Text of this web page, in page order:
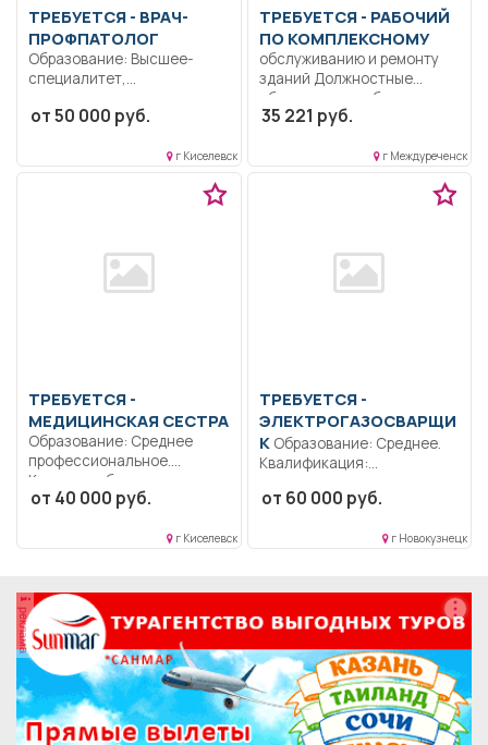
ТРЕБУЕТСЯ - ВРАЧ-
ПРОФПАТОЛОГ
Образование: Высшее-
специалитет,
Коммуникабельность.
Выполнение должностных
обязанностей согласно
от 50 000 руб.
г Киселевск
ТРЕБУЕТСЯ - РАБОЧИЙ
ПО КОМПЛЕКСНОМУ
обслуживанию и ремонту
зданий Должностные
обязанности рабочего по
обслуживанию здания...
35 221 руб.
г Междуреченск
ТРЕБУЕТСЯ -
МЕДИЦИНСКАЯ СЕСТРА
Образование: Среднее
профессиональное.
Коммуникабельность.
Ответственность.
Выполнение должностных
от 40 000 руб.
г Киселевск
ТРЕБУЕТСЯ -
ЭЛЕКТРОГАЗОСВАРЩИ
КОбразование: Среднее.
Квалификация:
Плазменная, газовая,
от 60 000 руб.
г Новокузнецк
реклама